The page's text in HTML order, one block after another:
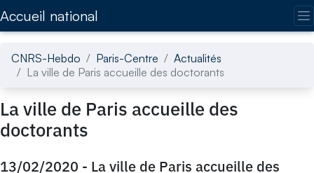
Accueil national
CNRS-Hebdo Paris-Centre
Actualités
La ville de Paris accueille des doctorants
La ville de Paris accueille des
doctorants
13/02/2020 - La ville de Paris accueille des